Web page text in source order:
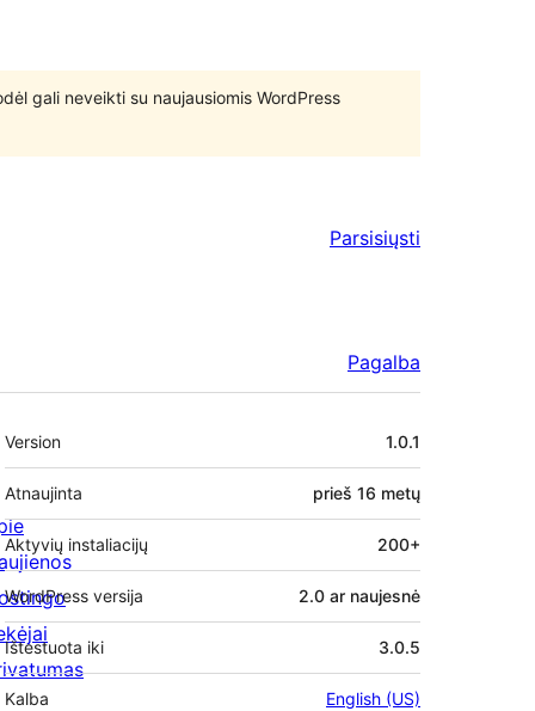
gali neveikti su naujausiomis WordPress
Parsisiųsti
Pagalba
Agent to identify browsers that should
Metainformacija
Version 1.0.1
Atnaujinta prieš 16 metų
Aktyvių instaliacijų 200+
WordPress versija 2.0 ar naujesnė
Ištestuota iki 3.0.5
Kalba English (US)